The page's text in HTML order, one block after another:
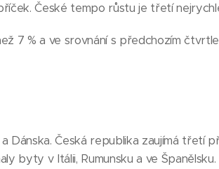
České tempo růstu je třetí
7 % a ve srovnání s předchozím
Česká republika zaujímá třetí
byty v Itálii, Rumunsku a ve